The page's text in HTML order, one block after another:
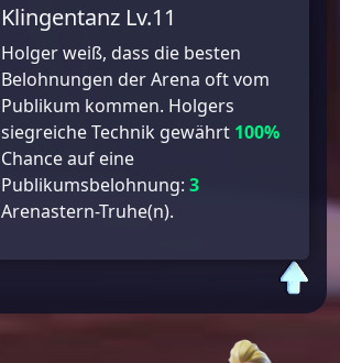
Klingentanz Lv.11
Holger weiß, dass die besten
Belohnungen der Arena oft vom
Publikum kommen. Holgers
siegreiche Technik gewährt 100%
Chance auf eine
Publikumsbelohnung: 3
Arenastern-Truhe(n).